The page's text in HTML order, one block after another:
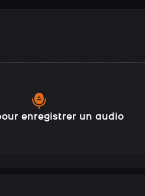
enregistrer un audio